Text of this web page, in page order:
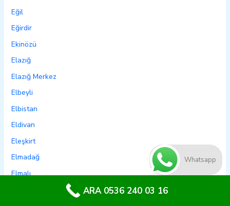
Eğil
Eğirdir
Ekinözü
Elazığ
Elazığ Merkez
Elbeyli
Elbistan
Eldivan
Eleşkirt
Elmadağ
Elmalı
Whatsapp
ARA 0536 240 03 16